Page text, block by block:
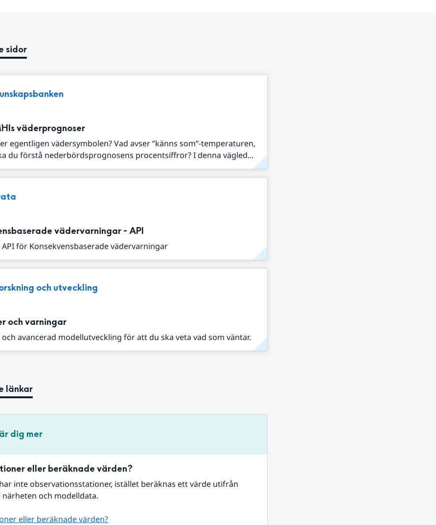
sidor
väderprognoser
egentligen vädersymbolen? Vad avser ”känns som”-temperaturen,
du förstå nederbördsprognosens procentsiffror? I denna vägled...
vädervarningar - API
API för Konsekvensbaserade vädervarningar
och utveckling
och varningar
avancerad modellutveckling för att du ska veta vad som väntar.
länkar
dig mer
eller beräknade värden?
inte observationsstationer, istället beräknas ett värde utifrån
och modelldata.
eller beräknade värden?